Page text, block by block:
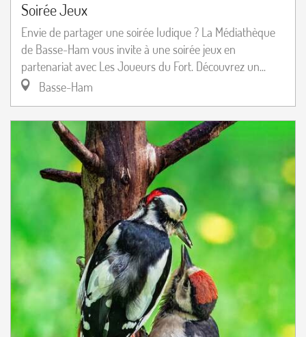
Soirée Jeux
Envie de partager une soirée ludique ? La Médiathèque
de Basse-Ham vous invite à une soirée jeux en
partenariat avec Les Joueurs du Fort. Découvrez un...
Basse-Ham